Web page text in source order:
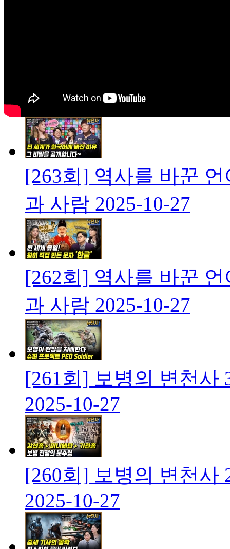
[263회] 역사를 바꾼
과 사람 2025-10-27
[262회] 역사를 바꾼
과 사람 2025-10-27
[261회] 보병의 변천사
2025-10-27
[260회] 보병의 변천사
2025-10-27